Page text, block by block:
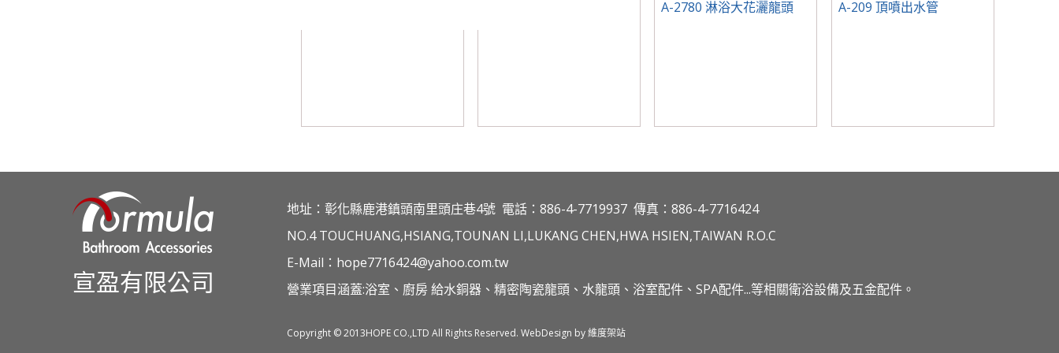
A-2780 淋浴大花灑龍頭 A-209 頂噴出水管
宣盈有限公司
地址：彰化縣鹿港鎮頭南里頭庄巷4號 電話：886-4-7719937 傳真：886-4-7716424
NO.4 TOUCHUANG,HSIANG,TOUNAN LI,LUKANG CHEN,HWA HSIEN,TAIWAN R.O.C
E-Mail：hope7716424@yahoo.com.tw
營業項目涵蓋:浴室、廚房 給水銅器、精密陶瓷龍頭、水龍頭、浴室配件、SPA配件...等相關衛浴設備及五金配件。
Copyright © 2013HOPE CO.,LTD All Rights Reserved. WebDesign by 維度架站